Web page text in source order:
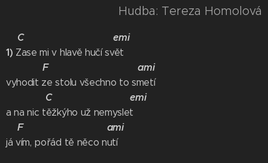
Hudba: Tereza Homolová
C emi
1) Zase mi v hlavě hučí svět
F ami
vyhodit ze stolu všechno to smetí
C emi
a na nic těžkýho už nemyslet
F ami
já vím, pořád tě něco nutí